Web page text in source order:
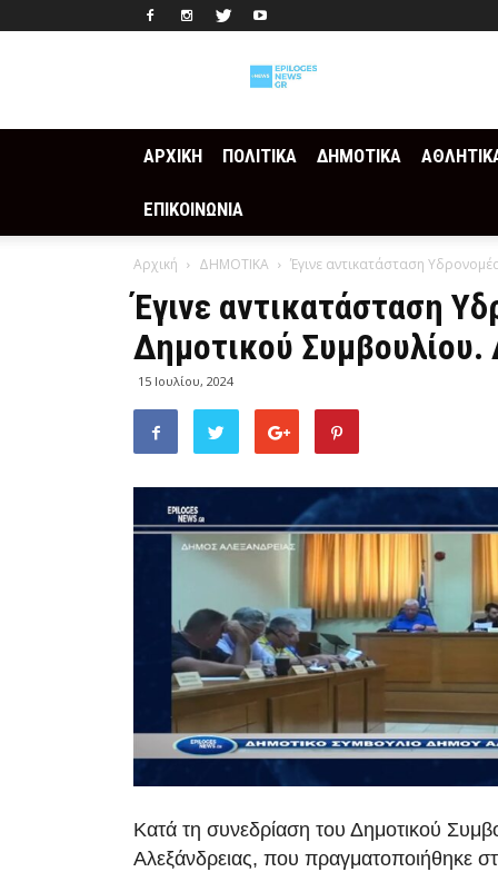
ΑΡΧΙΚΗ ΠΟΛΙΤΙΚΑ ΔΗΜΟΤΙΚΑ
ΕΠΙΚΟΙΝΩΝΙΑ
Αρχική ΔΗΜΟΤΙΚΑ Έγινε αντικατάσταση
Έγινε αντικατάσταση
Δημοτικού Συμβουλίου.
15 Ιουλίου, 2024
Κατά τη συνεδρίαση του Δημοτικού
Αλεξάνδρειας, που πραγματοποιήθηκε